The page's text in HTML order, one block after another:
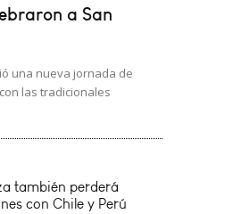
a San
una nueva jornada de
las tradicionales
también perderá
con Chile y Perú